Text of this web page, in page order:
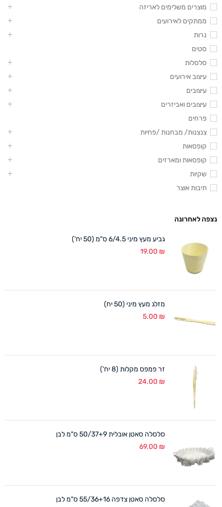
מוצרים משלימים לאריזה
ממתקים לאירועים
נרות
סטים
סלסלות
עיצוב אירועים
עיצובים
עיצובים ואביזרים
פרחים
צנצנות/ מבחנות /פחיות
קופסאות
קופסאות ומארזים
שקיות
תיבות אוצר
נצפה לאחרונה
גביע מעץ מיני 6/4.5 ס"מ (50 יח')
19.00 ₪
מזלג מעץ מיני (50 יח)
5.00 ₪
זר פמפס מקלות (8 יח')
24.00 ₪
סלסלה סאטן אובלית 50/37+9 ס"מ לבן
69.00 ₪
סלסלה סאטן צדפה 55/36+16 ס"מ לבן